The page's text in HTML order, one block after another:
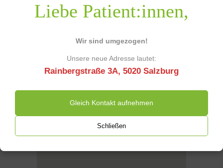
Liebe Patient:innen,
Wir sind umgezogen!
Unsere neue Adresse lautet:
Rainbergstraße 3A, 5020 Salzburg
Gleich Kontakt aufnehmen
Schließen